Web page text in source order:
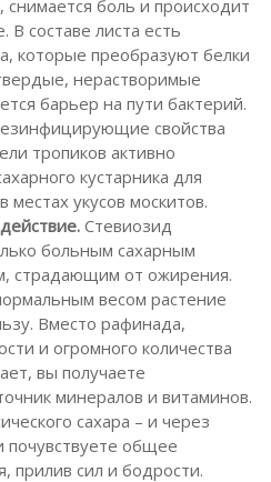
снимается боль и происходит
составе листа есть
которые преобразуют белки
нерастворимые
барьер на пути бактерий.
свойства
тропиков активно
кустарника для
местах укусов москитов.
Стевиозид
больным сахарным
страдающим от ожирения.
весом растение
Вместо рафинада,
и огромного количества
вы получаете
минералов и витаминов.
сахара – и через
почувствуете общее
прилив сил и бодрости.